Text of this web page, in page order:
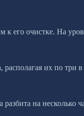
его очистке. На
располагая их по
на